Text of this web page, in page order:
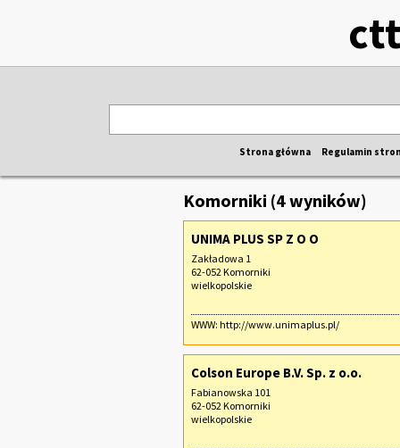
Strona główna Regulamin
Komorniki (4 wyników)
UNIMA PLUS SP Z O O
Zakładowa 1
62-052 Komorniki
wielkopolskie
WWW: http://www.unimaplus.pl/
Colson Europe B.V. Sp. z o.o.
Fabianowska 101
62-052 Komorniki
wielkopolskie